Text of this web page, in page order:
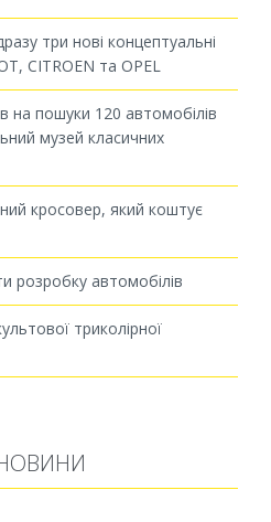
три нові концептуальні
CITROEN та OPEL
на пошуки 120 автомобілів
музей класичних
кросовер, який коштує
розробку автомобілів
триколірної